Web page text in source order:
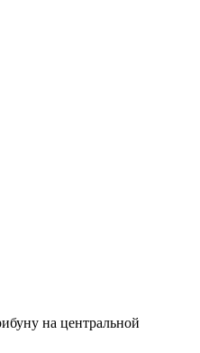
на центральной